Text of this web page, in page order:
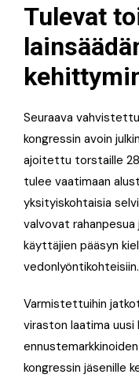
Tulevat
Seuraava
kongressin avoin
ajoitettu torstaille
tulee vaatimaan
yksityiskohtaisia
valvovat
käyttäjien pääsyn
vedonlyöntikohteisiin.
Varmistettuihin
viraston laatima
kongressin jäsenille